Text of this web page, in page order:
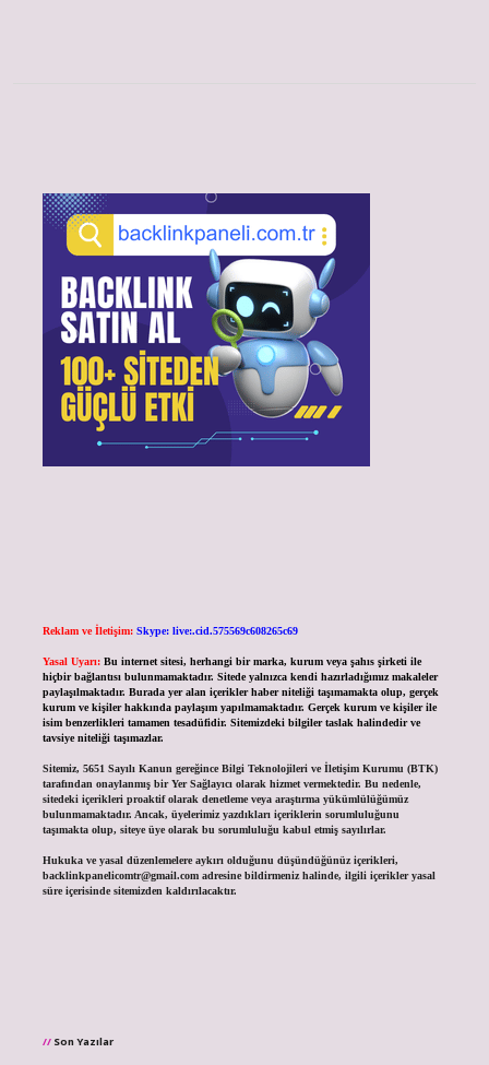
Reklam ve İletişim: Skype: live:.cid.575569c608265c69
Yasal Uyarı: Bu internet sitesi, herhangi bir marka, kurum veya şahıs şirketi ile
hiçbir bağlantısı bulunmamaktadır. Sitede yalnızca kendi hazırladığımız makaleler
paylaşılmaktadır. Burada yer alan içerikler haber niteliği taşımamakta olup, gerçek
kurum ve kişiler hakkında paylaşım yapılmamaktadır. Gerçek kurum ve kişiler ile
isim benzerlikleri tamamen tesadüfidir. Sitemizdeki bilgiler taslak halindedir ve
tavsiye niteliği taşımazlar.
Sitemiz, 5651 Sayılı Kanun gereğince Bilgi Teknolojileri ve İletişim Kurumu (BTK)
tarafından onaylanmış bir Yer Sağlayıcı olarak hizmet vermektedir. Bu nedenle,
sitedeki içerikleri proaktif olarak denetleme veya araştırma yükümlülüğümüz
bulunmamaktadır. Ancak, üyelerimiz yazdıkları içeriklerin sorumluluğunu
taşımakta olup, siteye üye olarak bu sorumluluğu kabul etmiş sayılırlar.
Hukuka ve yasal düzenlemelere aykırı olduğunu düşündüğünüz içerikleri,
backlinkpanelicomtr@gmail.comadresine bildirmeniz halinde, ilgili içerikler yasal
süre içerisinde sitemizden kaldırılacaktır.
Son Yazılar